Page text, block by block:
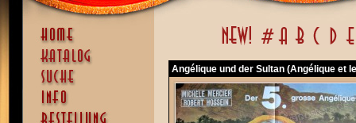
Angélique und der Sultan (Angélique et